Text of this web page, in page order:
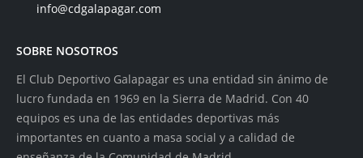
info@cdgalapagar.com
SOBRE NOSOTROS
El Club Deportivo Galapagar es una entidad sin ánimo de
lucro fundada en 1969 en la Sierra de Madrid. Con 40
equipos es una de las entidades deportivas más
importantes en cuanto a masa social y a calidad de